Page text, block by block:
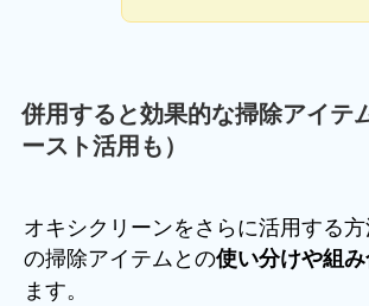
併用すると効果的な掃除アイテ
ースト活用も）
オキシクリーンをさらに活用する
の掃除アイテムとの使い分けや組
ます。